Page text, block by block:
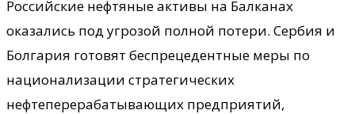
Российские нефтяные активы на Балканах
оказались под угрозой полной потери. Сербия и
Болгария готовят беспрецедентные меры по
национализации стратегических
нефтеперерабатывающих предприятий,